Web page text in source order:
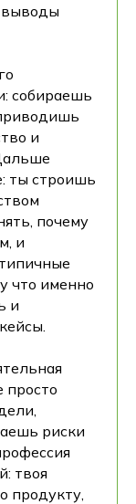
выводы
собираешь
и
ты строишь
почему
и
что именно
и
просто
риски
твоя
продукту,